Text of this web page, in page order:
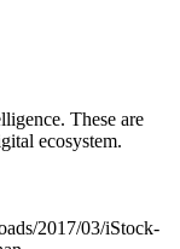
These are
ecosystem.
2017/03/iStock-